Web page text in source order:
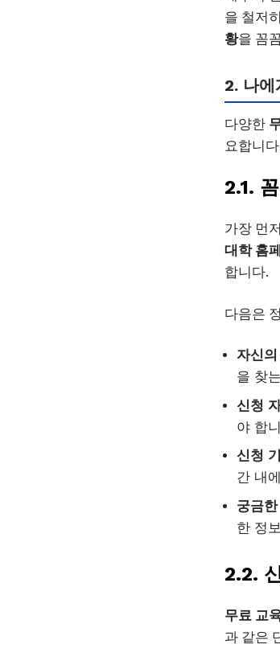
을 철저
황을 꼼
2. 나
다양한
요합니
2.1.
가장 먼
대학 홈
합니다.
다음은
자신
을 찾
신청
야 합
신청
간 내
궁금
한 정
2.2.
무료 교
과 같은